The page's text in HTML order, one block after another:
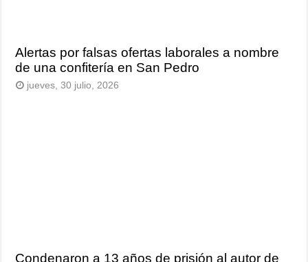
Alertas por falsas ofertas laborales a nombre
de una confitería en San Pedro
jueves, 30 julio, 2026
Condenaron a 13 años de prisión al autor de